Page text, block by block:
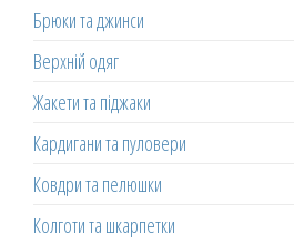
Брюки та джинси
Верхній одяг
Жакети та піджаки
Кардигани та пуловери
Ковдри та пелюшки
Колготи та шкарпетки